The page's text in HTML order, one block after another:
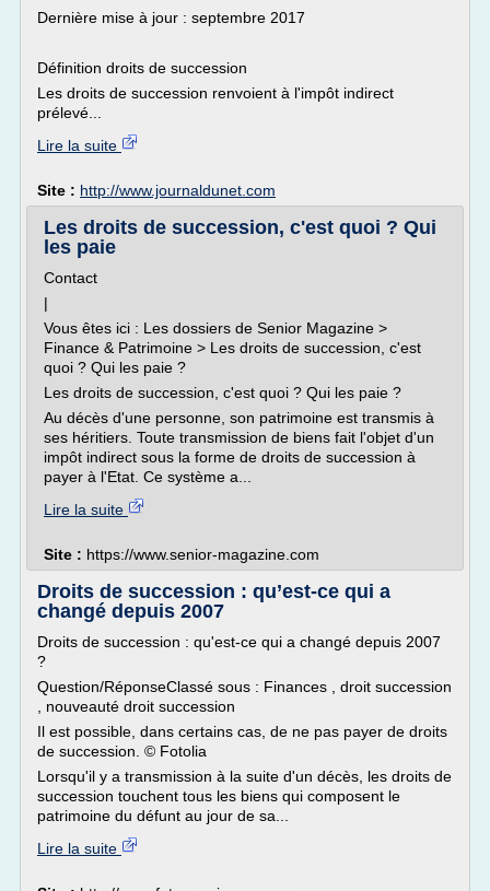
Dernière mise à jour : septembre 2017
Définition droits de succession
Les droits de succession renvoient à l'impôt indirect
prélevé...
Lire la suite
Site : http://www.journaldunet.com
Les droits de succession, c'est quoi ? Qui
les paie
Contact
|
Vous êtes ici : Les dossiers de Senior Magazine >
Finance & Patrimoine > Les droits de succession, c'est
quoi ? Qui les paie ?
Les droits de succession, c'est quoi ? Qui les paie ?
Au décès d'une personne, son patrimoine est transmis à
ses héritiers. Toute transmission de biens fait l'objet d'un
impôt indirect sous la forme de droits de succession à
payer à l'Etat. Ce système a...
Lire la suite
Site : https://www.senior-magazine.com
Droits de succession : qu’est-ce qui a
changé depuis 2007
Droits de succession : qu'est-ce qui a changé depuis 2007
?
Question/RéponseClassé sous : Finances , droit succession
, nouveauté droit succession
Il est possible, dans certains cas, de ne pas payer de droits
de succession. © Fotolia
Lorsqu'il y a transmission à la suite d'un décès, les droits de
succession touchent tous les biens qui composent le
patrimoine du défunt au jour de sa...
Lire la suite